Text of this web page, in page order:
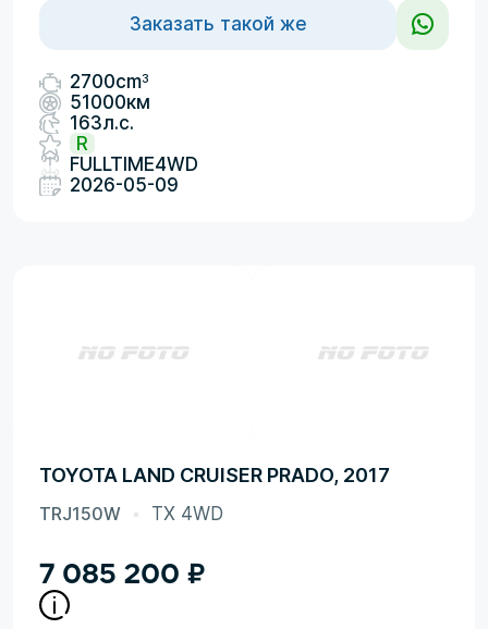
Заказать такой же
2700cm3
51000км
163л.с.
R
FULLTIME4WD
2026-05-09
TOYOTA LAND CRUISER PRADO, 2017
TRJ150W TX 4WD
7 085 200 ₽